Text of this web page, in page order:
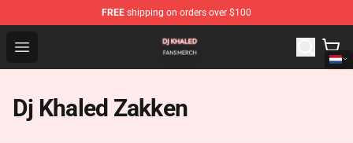
FREE shipping on orders over $100
Open menu
Dj Khaled Shop - Official Dj Khaled Merchandise Store
Dj Khaled Zakken